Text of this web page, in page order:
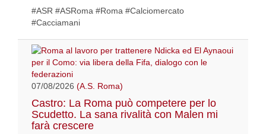
#ASR #ASRoma #Roma #Calciomercato
#Cacciamani
07/08/2026 (A.S. Roma)
Castro: La Roma può competere per lo
Scudetto. La sana rivalità con Malen mi
farà crescere